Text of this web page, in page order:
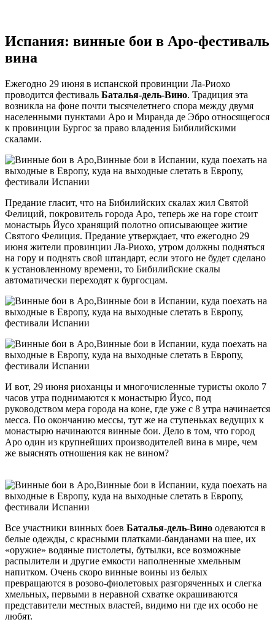
Испания: винные бои в Аро-фестиваль
вина
Ежегодно 29 июня в испанской провинции Ла-Риохо
проводится фестиваль Баталья-дель-Вино. Традиция эта
возникла на фоне почти тысячелетнего спора между двумя
населенными пунктами Аро и Миранда де Эбро относящегося
к провинции Бургос за право владения Бибилийскими
скалами.
Предание гласит, что на Бибилийских скалах жил Святой
Фелиций, покровитель города Аро, теперь же на горе стоит
монастырь Йусо хранящий полотно описывающее житие
Святого Фелиция. Предание утверждает, что ежегодно 29
июня жители провинции Ла-Риохо, утром должны подняться
на гору и поднять свой штандарт, если этого не будет сделано
к установленному времени, то Бибилийские скалы
автоматически переходят к бургосцам.
И вот, 29 июня риоханцы и многочисленные туристы около 7
часов утра поднимаются к монастырю Йусо, под
руководством мера города на коне, где уже с 8 утра начинается
месса. По окончанию мессы, тут же на ступеньках ведущих к
монастырю начинаются винные бои. Дело в том, что город
Аро один из крупнейших производителей вина в мире, чем
же выяснять отношения как не вином?
Все участники винных боев Баталья-дель-Вино одеваются в
белые одежды, с красными платками-банданами на шее, их
«оружие» водяные пистолеты, бутылки, все возможные
распылители и другие емкости наполненные хмельным
напитком. Очень скоро винные воины из белых
превращаются в розово-фиолетовых разгоряченных и слегка
хмельных, первыми в неравной схватке окрашиваются
представители местных властей, видимо ни где их особо не
любят.